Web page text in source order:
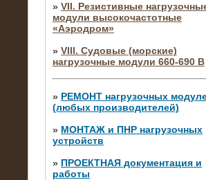
» VII. Резистивные
модули высокочастотные
«Аэродром»
» VIII. Судовые (морские)
нагрузочные модули 660-690 В
» РЕМОНТ нагрузочных
(любых производителей)
» МОНТАЖ и ПНР нагрузочных
устройств
» ПРОЕКТНАЯ документация и
работы